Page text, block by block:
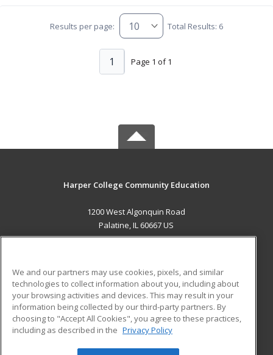
Results per page: Total Results: 6
Page 1 of 1
1
Harper College Community Education
1200 West Algonquin Road
Palatine, IL 60667 US
ADDITIONAL RESOURCES
Military
Financial Assistance
Help
Student Blog
We and our partners may use cookies, pixels, and similar
technologies to collect information about you, including about
your browsing activities and devices. This may result in your
information being collected by our third-party partners. By
choosing to "Accept All Cookies", you agree to these practices,
including as described in the Privacy Policy